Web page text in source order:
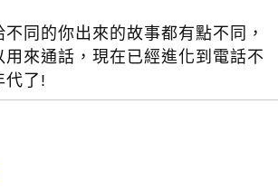
同的你出來的故事都有點不同，
用來通話，現在已經進化到電話不
代了 !